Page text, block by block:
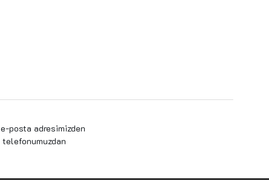
e-posta adresimizden
telefonumuzdan